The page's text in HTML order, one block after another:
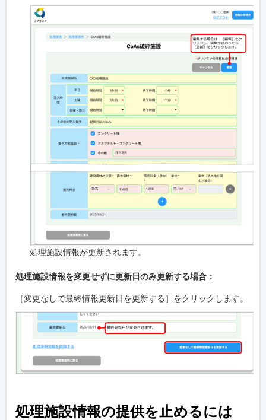
処理施設情報が更新されます。
処理施設情報を変更せずに更新日のみ更新する場合：
［変更なしで最終情報更新日を更新する］をクリックします。
処理施設情報の提供を止めるには